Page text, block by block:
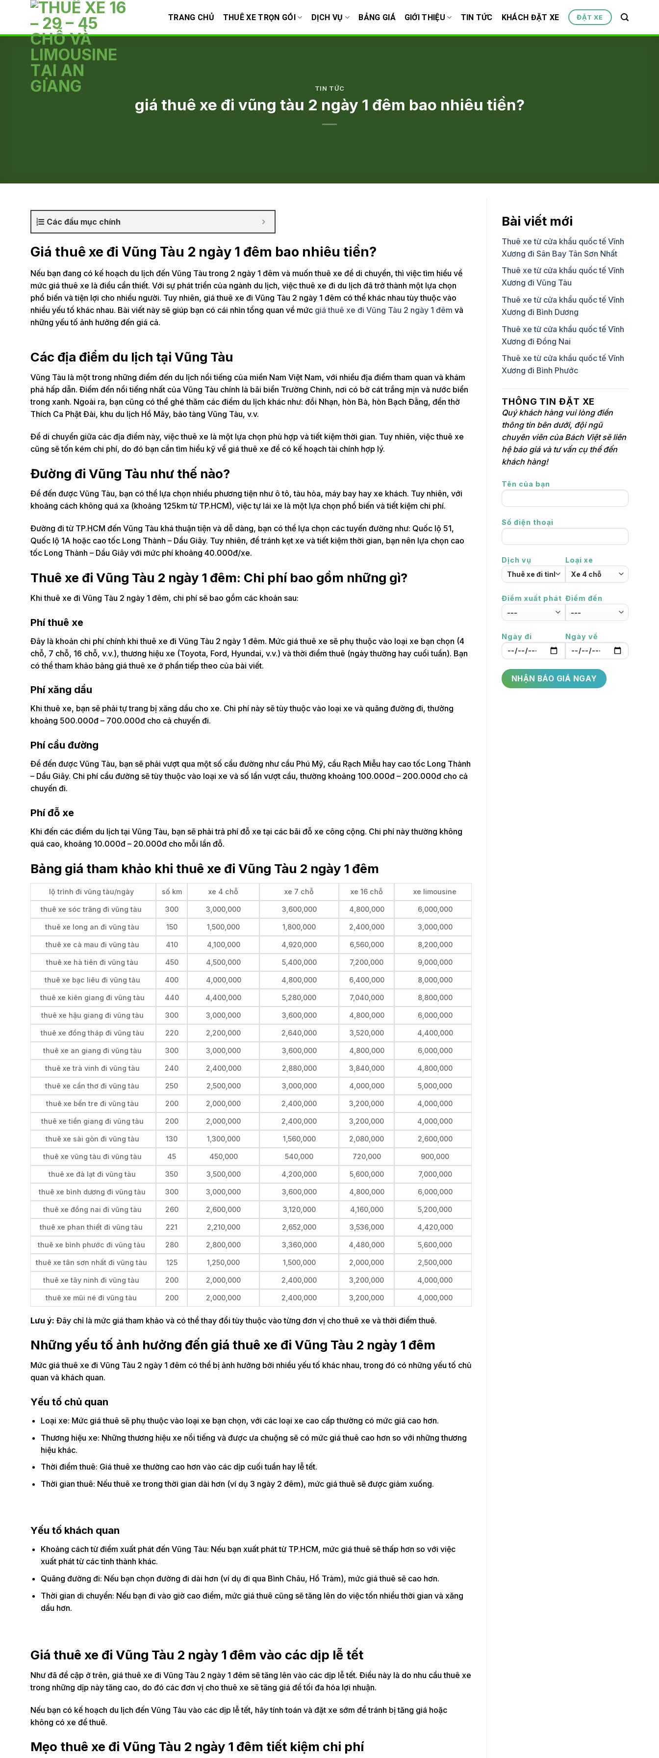
TRANG CHỦ THUÊ XE TRỌN GÓI DỊCH VỤ BẢNG GIÁ GIỚI THIỆU TIN TỨC KHÁCH ĐẶT XE ĐẶT XE
TIN TỨC
giá thuê xe đi vũng tàu 2 ngày 1 đêm bao nhiêu tiền?
Các đầu mục chính
Giá thuê xe đi Vũng Tàu 2 ngày 1 đêm bao nhiêu tiền?
Nếu bạn đang có kế hoạch du lịch đến Vũng Tàu trong 2 ngày 1 đêm và muốn thuê xe để di chuyển, thì việc tìm hiểu về
mức giá thuê xe là điều cần thiết. Với sự phát triển của ngành du lịch, việc thuê xe đi du lịch đã trở thành một lựa chọn
phổ biến và tiện lợi cho nhiều người. Tuy nhiên, giá thuê xe đi Vũng Tàu 2 ngày 1 đêm có thể khác nhau tùy thuộc vào
nhiều yếu tố khác nhau. Bài viết này sẽ giúp bạn có cái nhìn tổng quan về mức giá thuê xe đi Vũng Tàu 2 ngày 1 đêm và
những yếu tố ảnh hưởng đến giá cả.
Các địa điểm du lịch tại Vũng Tàu
Vũng Tàu là một trong những điểm đến du lịch nổi tiếng của miền Nam Việt Nam, với nhiều địa điểm tham quan và khám
phá hấp dẫn. Điểm đến nổi tiếng nhất của Vũng Tàu chính là bãi biển Trường Chinh, nơi có bờ cát trắng mịn và nước biển
trong xanh. Ngoài ra, bạn cũng có thể ghé thăm các điểm du lịch khác như: đồi Nhạn, hòn Bà, hòn Bạch Đằng, đền thờ
Thích Ca Phật Đài, khu du lịch Hồ Mây, bảo tàng Vũng Tàu, v.v.
Để di chuyển giữa các địa điểm này, việc thuê xe là một lựa chọn phù hợp và tiết kiệm thời gian. Tuy nhiên, việc thuê xe
cũng sẽ tốn kém chi phí, do đó bạn cần tìm hiểu kỹ về giá thuê xe để có kế hoạch tài chính hợp lý.
Đường đi Vũng Tàu như thế nào?
Để đến được Vũng Tàu, bạn có thể lựa chọn nhiều phương tiện như ô tô, tàu hỏa, máy bay hay xe khách. Tuy nhiên, với
khoảng cách không quá xa (khoảng 125km từ TP.HCM), việc tự lái xe là một lựa chọn phổ biến và tiết kiệm chi phí.
Đường đi từ TP.HCM đến Vũng Tàu khá thuận tiện và dễ dàng, bạn có thể lựa chọn các tuyến đường như: Quốc lộ 51,
Quốc lộ 1A hoặc cao tốc Long Thành – Dầu Giây. Tuy nhiên, để tránh kẹt xe và tiết kiệm thời gian, bạn nên lựa chọn cao
tốc Long Thành – Dầu Giây với mức phí khoảng 40.000đ/xe.
Thuê xe đi Vũng Tàu 2 ngày 1 đêm: Chi phí bao gồm những gì?
Khi thuê xe đi Vũng Tàu 2 ngày 1 đêm, chi phí sẽ bao gồm các khoản sau:
Phí thuê xe
Đây là khoản chi phí chính khi thuê xe đi Vũng Tàu 2 ngày 1 đêm. Mức giá thuê xe sẽ phụ thuộc vào loại xe bạn chọn (4
chỗ, 7 chỗ, 16 chỗ, v.v.), thương hiệu xe (Toyota, Ford, Hyundai, v.v.) và thời điểm thuê (ngày thường hay cuối tuần). Bạn
có thể tham khảo bảng giá thuê xe ở phần tiếp theo của bài viết.
Phí xăng dầu
Khi thuê xe, bạn sẽ phải tự trang bị xăng dầu cho xe. Chi phí này sẽ tùy thuộc vào loại xe và quãng đường đi, thường
khoảng 500.000đ – 700.000đ cho cả chuyến đi.
Phí cầu đường
Để đến được Vũng Tàu, bạn sẽ phải vượt qua một số cầu đường như cầu Phú Mỹ, cầu Rạch Miễu hay cao tốc Long Thành
– Dầu Giây. Chi phí cầu đường sẽ tùy thuộc vào loại xe và số lần vượt cầu, thường khoảng 100.000đ – 200.000đ cho cả
chuyến đi.
Phí đỗ xe
Khi đến các điểm du lịch tại Vũng Tàu, bạn sẽ phải trả phí đỗ xe tại các bãi đỗ xe công cộng. Chi phí này thường không
quá cao, khoảng 10.000đ – 20.000đ cho mỗi lần đỗ.
Bảng giá tham khảo khi thuê xe đi Vũng Tàu 2 ngày 1 đêm
lộ trình đi vũng tàu/ngày số km xe 4 chỗ xe 7 chỗ xe 16 chỗ xe limousine
thuê xe sóc trăng đi vũng tàu 300 3,000,000 3,600,000 4,800,000 6,000,000
thuê xe long an đi vũng tàu 150 1,500,000 1,800,000 2,400,000 3,000,000
thuê xe cà mau đi vũng tàu 410 4,100,000 4,920,000 6,560,000 8,200,000
thuê xe hà tiên đi vũng tàu 450 4,500,000 5,400,000 7,200,000 9,000,000
thuê xe bạc liêu đi vũng tàu 400 4,000,000 4,800,000 6,400,000 8,000,000
thuê xe kiên giang đi vũng tàu 440 4,400,000 5,280,000 7,040,000 8,800,000
thuê xe hậu giang đi vũng tàu 300 3,000,000 3,600,000 4,800,000 6,000,000
thuê xe đồng tháp đi vũng tàu 220 2,200,000 2,640,000 3,520,000 4,400,000
thuê xe an giang đi vũng tàu 300 3,000,000 3,600,000 4,800,000 6,000,000
thuê xe trà vinh đi vũng tàu 240 2,400,000 2,880,000 3,840,000 4,800,000
thuê xe cần thơ đi vũng tàu 250 2,500,000 3,000,000 4,000,000 5,000,000
thuê xe bến tre đi vũng tàu 200 2,000,000 2,400,000 3,200,000 4,000,000
thuê xe tiền giang đi vũng tàu 200 2,000,000 2,400,000 3,200,000 4,000,000
thuê xe sài gòn đi vũng tàu 130 1,300,000 1,560,000 2,080,000 2,600,000
thuê xe vũng tàu đi vũng tàu 45 450,000 540,000 720,000 900,000
thuê xe đà lạt đi vũng tàu 350 3,500,000 4,200,000 5,600,000 7,000,000
thuê xe bình dương đi vũng tàu 300 3,000,000 3,600,000 4,800,000 6,000,000
thuê xe đồng nai đi vũng tàu 260 2,600,000 3,120,000 4,160,000 5,200,000
thuê xe phan thiết đi vũng tàu 221 2,210,000 2,652,000 3,536,000 4,420,000
thuê xe bình phước đi vũng tàu 280 2,800,000 3,360,000 4,480,000 5,600,000
thuê xe tân sơn nhất đi vũng tàu 125 1,250,000 1,500,000 2,000,000 2,500,000
thuê xe tây ninh đi vũng tàu 200 2,000,000 2,400,000 3,200,000 4,000,000
thuê xe mũi né đi vũng tàu 200 2,000,000 2,400,000 3,200,000 4,000,000
Lưu ý: Đây chỉ là mức giá tham khảo và có thể thay đổi tùy thuộc vào từng đơn vị cho thuê xe và thời điểm thuê.
Những yếu tố ảnh hưởng đến giá thuê xe đi Vũng Tàu 2 ngày 1 đêm
Mức giá thuê xe đi Vũng Tàu 2 ngày 1 đêm có thể bị ảnh hưởng bởi nhiều yếu tố khác nhau, trong đó có những yếu tố chủ
quan và khách quan.
Yếu tố chủ quan
Loại xe: Mức giá thuê sẽ phụ thuộc vào loại xe bạn chọn, với các loại xe cao cấp thường có mức giá cao hơn.
Thương hiệu xe: Những thương hiệu xe nổi tiếng và được ưa chuộng sẽ có mức giá thuê cao hơn so với những thương
hiệu khác.
Thời điểm thuê: Giá thuê xe thường cao hơn vào các dịp cuối tuần hay lễ tết.
Thời gian thuê: Nếu thuê xe trong thời gian dài hơn (ví dụ 3 ngày 2 đêm), mức giá thuê sẽ được giảm xuống.
Yếu tố khách quan
Khoảng cách từ điểm xuất phát đến Vũng Tàu: Nếu bạn xuất phát từ TP.HCM, mức giá thuê sẽ thấp hơn so với việc
xuất phát từ các tỉnh thành khác.
Quãng đường đi: Nếu bạn chọn đường đi dài hơn (ví dụ đi qua Bình Châu, Hồ Tràm), mức giá thuê sẽ cao hơn.
Thời gian di chuyển: Nếu bạn đi vào giờ cao điểm, mức giá thuê cũng sẽ tăng lên do việc tốn nhiều thời gian và xăng
dầu hơn.
Giá thuê xe đi Vũng Tàu 2 ngày 1 đêm vào các dịp lễ tết
Như đã đề cập ở trên, giá thuê xe đi Vũng Tàu 2 ngày 1 đêm sẽ tăng lên vào các dịp lễ tết. Điều này là do nhu cầu thuê xe
trong những dịp này tăng cao, do đó các đơn vị cho thuê xe sẽ tăng giá để tối đa hóa lợi nhuận.
Nếu bạn có kế hoạch du lịch đến Vũng Tàu vào các dịp lễ tết, hãy tính toán và đặt xe sớm để tránh bị tăng giá hoặc
không có xe để thuê.
Mẹo thuê xe đi Vũng Tàu 2 ngày 1 đêm tiết kiệm chi phí
Bài viết mới
Thuê xe từ cửa khẩu quốc tế Vĩnh
Xương đi Sân Bay Tân Sơn Nhất
Thuê xe từ cửa khẩu quốc tế Vĩnh
Xương đi Vũng Tàu
Thuê xe từ cửa khẩu quốc tế Vĩnh
Xương đi Bình Dương
Thuê xe từ cửa khẩu quốc tế Vĩnh
Xương đi Đồng Nai
Thuê xe từ cửa khẩu quốc tế Vĩnh
Xương đi Bình Phước
THÔNG TIN ĐẶT XE
Quý khách hàng vui lòng điền
thông tin bên dưới, đội ngũ
chuyên viên của Bách Việt sẽ liên
hệ báo giá và tư vấn cụ thể đến
khách hàng!
Tên của bạn
Số điện thoại
Dịch vụ Loại xe
Điểm xuất phát Điểm đến
Ngày đi Ngày về